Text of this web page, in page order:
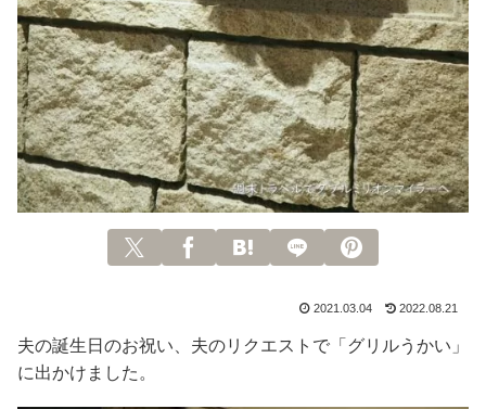
2021.03.04 2022.08.21
夫の誕生日のお祝い、夫のリクエストで「グリルうかい」
に出かけました。